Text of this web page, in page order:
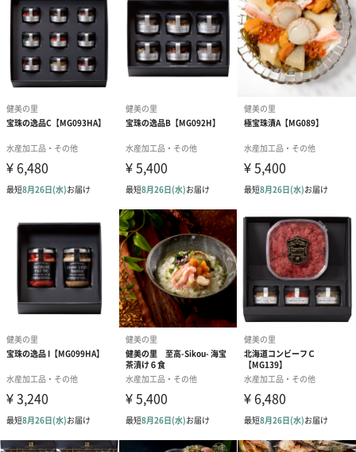
商品詳細情報
外装サイズ
幅30.1cmX縦28.4cmX高さ7.2cm
賞味期限
出荷より冷凍90日
証残存賞味期
限
アレルゲン情
報
小麦・乳成分・かに・えび
配送方法
冷凍 ※沖縄・離島配送不可
東積丹たこ旨味漬40g
東積丹えび旨味漬40g
北海道つぶ山葵あえ40g
北海道つぶ甘露煮30g
紅鮭蝦夷糀漬40g
にしん雲丹あえ35g
にしん蝦夷糀漬40g
いか蝦夷辛味漬40g
いかの肝あえ40g
くらげ梅肉あえ40g
くらげ岩のりあえ40g
氷頭甘酢漬30g
にしん菜の花漬25g
すけそう鱈の子塩漬40g
にしん数の子塩漬40g
ずわいがに味噌あえ40g×各1